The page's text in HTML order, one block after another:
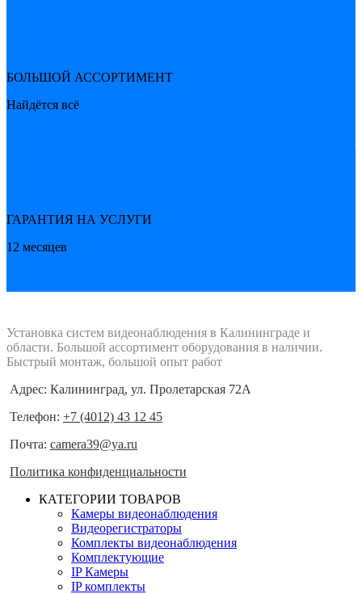
БОЛЬШОЙ АССОРТИМЕНТ
Найдётся всё
ГАРАНТИЯ НА УСЛУГИ
12 месяцев
Установка систем видеонаблюдения в Калининграде и
области. Большой ассортимент оборудования в наличии.
Быстрый монтаж, большой опыт работ
Адрес: Калининград, ул. Пролетарская 72А
Телефон: +7 (4012) 43 12 45
Почта: camera39@ya.ru
Политика конфиденциальности
КАТЕГОРИИ ТОВАРОВ
Камеры видеонаблюдения
Видеорегистраторы
Комплекты видеонаблюдения
Комплектующие
IP Камеры
IP комплекты